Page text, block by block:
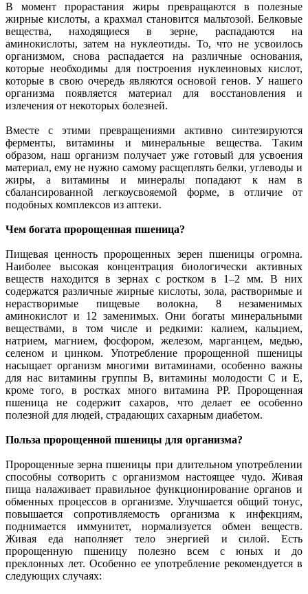
В момент прорастания жиры превращаются в полезные
жирные кислоты, а крахмал становится мальтозой. Белковые
вещества, находящиеся в зерне, распадаются на
аминокислоты, затем на нуклеотиды. То, что не усвоилось
организмом, снова распадается на различные основания,
которые необходимы для построения нуклеиновых кислот,
которые в свою очередь являются основой генов. У нашего
организма появляется материал для восстановления и
излечения от некоторых болезней.
Вместе с этими превращениями активно синтезируются
ферменты, витамины и минеральные вещества. Таким
образом, наш организм получает уже готовый для усвоения
материал, ему не нужно самому расщеплять белки, углеводы и
жиры, а витамины и минералы попадают к нам в
сбалансированной легкоусвояемой форме, в отличие от
подобных комплексов из аптеки.
Чем богата пророщенная пшеница?
Пищевая ценность пророщенных зерен пшеницы огромна.
Наиболее высокая концентрация биологически активных
веществ находится в зернах с ростком в 1–2 мм. В них
содержатся различные жирные кислоты, зола, растворимые и
нерастворимые пищевые волокна, 8 незаменимых
аминокислот и 12 заменимых. Они богаты минеральными
веществами, в том числе и редкими: калием, кальцием,
натрием, магнием, фосфором, железом, марганцем, медью,
селеном и цинком. Употребление пророщенной пшеницы
насыщает организм многими витаминами, особенно важны
для нас витамины группы B, витамины молодости C и E,
кроме того, в ростках много витамина PP. Пророщенная
пшеница не содержит сахаров, что делает ее особенно
полезной для людей, страдающих сахарным диабетом.
Польза пророщенной пшеницы для организма?
Пророщенные зерна пшеницы при длительном употреблении
способны сотворить с организмом настоящее чудо. Живая
пища налаживает правильное функционирование органов и
обменных процессов в организме. Улучшается общий тонус,
повышается сопротивляемость организма к инфекциям,
поднимается иммунитет, нормализуется обмен веществ.
Живая еда наполняет тело энергией и силой. Есть
пророщенную пшеницу полезно всем с юных и до
преклонных лет. Особенно ее употребление рекомендуется в
следующих случаях: